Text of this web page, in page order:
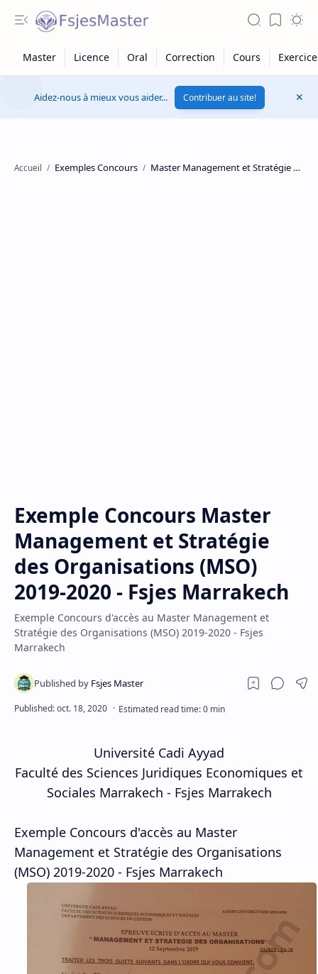
Aidez-nous à mieux vous aider... Contribuer au site!
Accueil Exemples Concours Master Management et Stratégie des Organisations
Exemple Concours Master
Management et Stratégie
des Organisations (MSO)
2019-2020 - Fsjes Marrakech
Exemple Concours d'accès au Master Management et
Stratégie des Organisations (MSO) 2019-2020 - Fsjes
Marrakech
Université Cadi Ayyad
Faculté des Sciences Juridiques Economiques et
Sociales Marrakech - Fsjes Marrakech
Exemple Concours d'accès au Master
Management et Stratégie des Organisations
(MSO) 2019-2020 - Fsjes Marrakech